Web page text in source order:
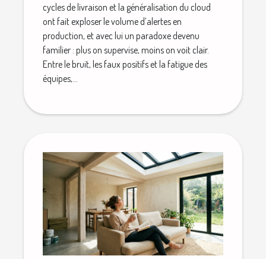
cycles de livraison et la généralisation du cloud
ont fait exploser le volume d’alertes en
production, et avec lui un paradoxe devenu
familier : plus on supervise, moins on voit clair.
Entre le bruit, les faux positifs et la fatigue des
équipes,...